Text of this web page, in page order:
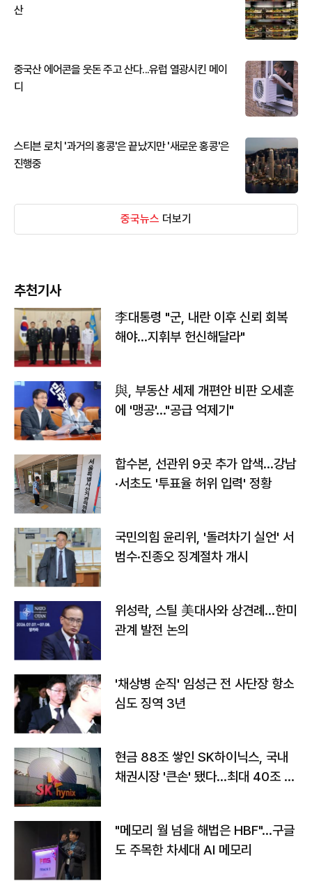
산
중국산 에어콘을 웃돈 주고 산다...유럽 열광시킨 메이
디
스티븐 로치 '과거의 홍콩'은 끝났지만 '새로운 홍콩'은
진행중
중국뉴스 더보기
추천기사
李대통령 "군, 내란 이후 신뢰 회복
해야…지휘부 헌신해달라"
與, 부동산 세제 개편안 비판 오세훈
에 '맹공'…"공급 억제기"
합수본, 선관위 9곳 추가 압색…강남
·서초도 '투표율 허위 입력' 정황
국민의힘 윤리위, '돌려차기 실언' 서
범수·진종오 징계절차 개시
위성락, 스틸 美대사와 상견례…한미
관계 발전 논의
'채상병 순직' 임성근 전 사단장 항소
심도 징역 3년
현금 88조 쌓인 SK하이닉스, 국내
채권시장 '큰손' 됐다…최대 40조 투
"메모리 월 넘을 해법은 HBF"…구글
도 주목한 차세대 AI 메모리